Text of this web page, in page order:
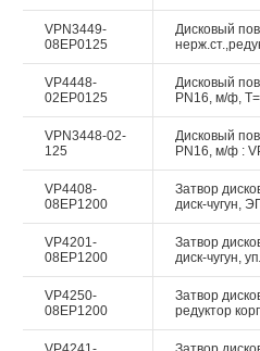
VPN3449-
08EP0125
Дисковый
VP4448-
02EP0125
Дисковый
PN16, м/ф,
VPN3448-02-
125
Дисковый
PN16, м/ф :
VP4408-
08EP1200
Затвор
диск-чугун,
VP4201-
08EP1200
Затвор
диск-чугун,
VP4250-
08EP1200
Затвор
редуктор